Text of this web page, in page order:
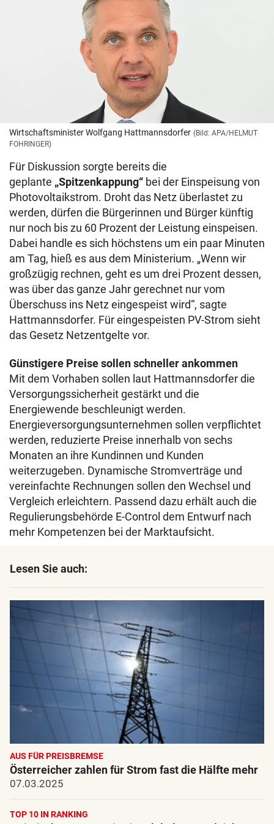
Wirtschaftsminister Wolfgang Hattmannsdorfer (Bild: APA/HELMUT
FOHRINGER)
Für Diskussion sorgte bereits die
geplante „Spitzenkappung“ bei der Einspeisung von
Photovoltaikstrom. Droht das Netz überlastet zu
werden, dürfen die Bürgerinnen und Bürger künftig
nur noch bis zu 60 Prozent der Leistung einspeisen.
Dabei handle es sich höchstens um ein paar Minuten
am Tag, hieß es aus dem Ministerium. „Wenn wir
großzügig rechnen, geht es um drei Prozent dessen,
was über das ganze Jahr gerechnet nur vom
Überschuss ins Netz eingespeist wird“, sagte
Hattmannsdorfer. Für eingespeisten PV-Strom sieht
das Gesetz Netzentgelte vor.
Günstigere Preise sollen schneller ankommen
Mit dem Vorhaben sollen laut Hattmannsdorfer die
Versorgungssicherheit gestärkt und die
Energiewende beschleunigt werden.
Energieversorgungsunternehmen sollen verpflichtet
werden, reduzierte Preise innerhalb von sechs
Monaten an ihre Kundinnen und Kunden
weiterzugeben. Dynamische Stromverträge und
vereinfachte Rechnungen sollen den Wechsel und
Vergleich erleichtern. Passend dazu erhält auch die
Regulierungsbehörde E-Control dem Entwurf nach
mehr Kompetenzen bei der Marktaufsicht.
Lesen Sie auch:
AUS FÜR PREISBREMSE
Österreicher zahlen für Strom fast die Hälfte mehr
07.03.2025
TOP 10 IN RANKING